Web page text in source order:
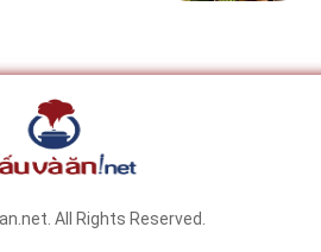
All Rights Reserved.